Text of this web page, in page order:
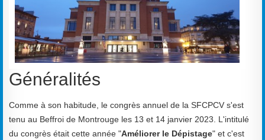
Généralités
Comme à son habitude, le congrès annuel de la SFCPCV s'est
tenu au Beffroi de Montrouge les 13 et 14 janvier 2023. L'intitulé
du congrès était cette année "Améliorer le Dépistage" et c'est